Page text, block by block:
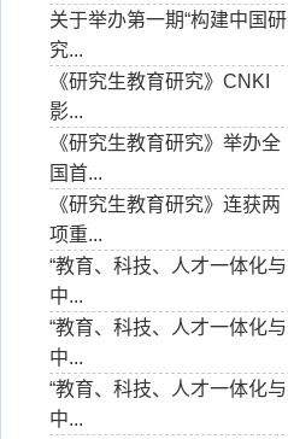
关于举办第一期“构建中国研
究...
《研究生教育研究》CNKI
影...
《研究生教育研究》举办全
国首...
《研究生教育研究》连获两
项重...
“教育、科技、人才一体化与
中...
“教育、科技、人才一体化与
中...
“教育、科技、人才一体化与
中...